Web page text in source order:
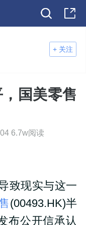
+ 关注
国美零售
6.7w阅读
致现实与这一
(00493.HK)半
布公开信承认